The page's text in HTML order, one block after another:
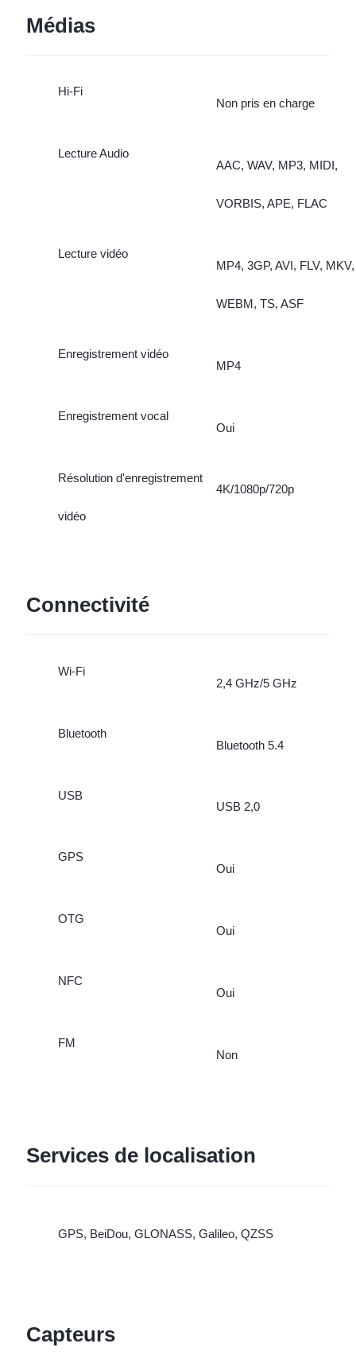
Médias
Hi-Fi
Non pris en charge
Lecture Audio
AAC, WAV, MP3, MIDI,
VORBIS, APE, FLAC
Lecture vidéo
MP4, 3GP, AVI, FLV, MKV,
WEBM, TS, ASF
Enregistrement vidéo
MP4
Enregistrement vocal
Oui
Résolution d'enregistrement
vidéo
4K/1080p/720p
Connectivité
Wi-Fi
2,4 GHz/5 GHz
Bluetooth
Bluetooth 5.4
USB
USB 2,0
GPS
Oui
OTG
Oui
NFC
Oui
FM
Non
Services de localisation
GPS, BeiDou, GLONASS, Galileo, QZSS
Capteurs